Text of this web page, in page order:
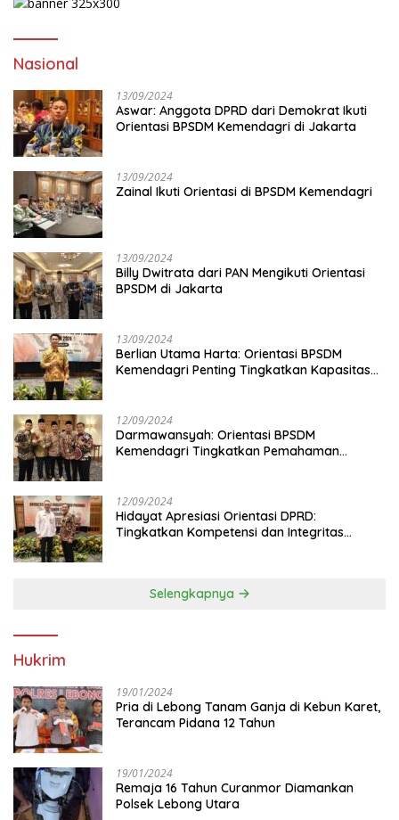
Nasional
13/09/2024
Aswar: Anggota DPRD dari Demokrat Ikuti
Orientasi BPSDM Kemendagri di Jakarta
13/09/2024
Zainal Ikuti Orientasi di BPSDM Kemendagri
13/09/2024
Billy Dwitrata dari PAN Mengikuti Orientasi
BPSDM di Jakarta
13/09/2024
Berlian Utama Harta: Orientasi BPSDM
Kemendagri Penting Tingkatkan Kapasitas
12/09/2024
Darmawansyah: Orientasi BPSDM
Kemendagri Tingkatkan Pemahaman
12/09/2024
Hidayat Apresiasi Orientasi DPRD:
Tingkatkan Kompetensi dan Integritas
Selengkapnya
Hukrim
19/01/2024
Pria di Lebong Tanam Ganja di Kebun Karet,
Terancam Pidana 12 Tahun
19/01/2024
Remaja 16 Tahun Curanmor Diamankan
Polsek Lebong Utara